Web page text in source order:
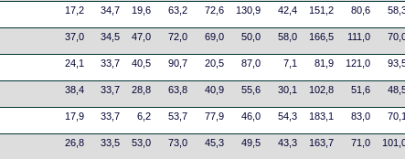
17,2 34,7 19,6 63,2 72,6 130,9 42,4 151,2 80,6
37,0 34,5 47,0 72,0 69,0 50,0 58,0 166,5 111,0
24,1 33,7 40,5 90,7 20,5 87,0 7,1 81,9 121,0
38,4 33,7 28,8 63,8 40,9 55,6 30,1 102,8 51,6
17,9 33,7 6,2 53,7 77,9 46,0 54,3 183,1 83,0 70,1
26,8 33,5 53,0 73,0 45,3 49,5 43,3 163,7 71,0